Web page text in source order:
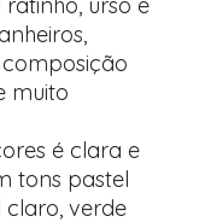
muito
é clara e
tons pastel
claro, verde